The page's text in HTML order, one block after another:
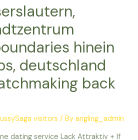
hinein
deutschland
back
visitors / Byangling_admin
dating service Lack Attraktiv + If